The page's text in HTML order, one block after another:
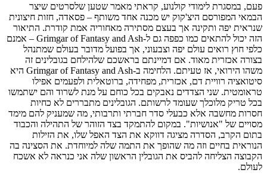
פעם, במסגרת לימודי קולנוע, קראתי מאמר שטען שלסרטים שיצר
הבמאי המפורסם היצ'קוק יש מכנה אחד משותף – פסאדה, חזות חיצונית
שנראית יפה ותקינה אך בעצם מסתירה מאחוריה אמת קודרת. התיאור
הזה יכול להתאים כמו כפפה גם ל-Grimgar of Fantasy and Ash – אמנם
כלפי חוץ רואים עולם יפה וצבעוני, אך בפועל מדובר בעולם שמתנהל
בצורה אכזרית מאוד. אם דמיינתם בראשכם שלהילחם בגובלינים זה
משהו הירואי, אז טעיתם. הלחימה ב-Grimgar of Fantasy and Ash היא
סיטואציה רוויית דם, אכזרית, מפחידה, ברוטאלית ולפעמים אפילו
טראומטית. שני הצדדים נאבקים בכל כוחם על מנת לשרוד והם ישתמשו
בכל טריק מלוכלך שעומד לרשותם. הגובלינים מתבררים לא כחיות
חסרות מחשבה אלא כבעלי סדר חברתי ותרבותי, מה שמעניק להם מימד
מסויים של "אנושיות". במקום להתמקד בצד הזוהר של התהילה והכבוד
בתום הקרב, הסדרה מציגה דווקא את הצד האפל שלו, את הזילות
הנוראית בחיים וזה מה שהופך את התמה שלה למיוחדת. את הסצינה בה
הקבוצה הצליחה להביס את הגובלין הראשון שלה אני כנראה לא אשכח
לעולם.